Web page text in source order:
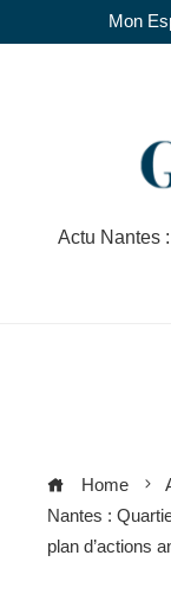
Mon
Actu Nantes
Home
Nantes :
plan d’actions